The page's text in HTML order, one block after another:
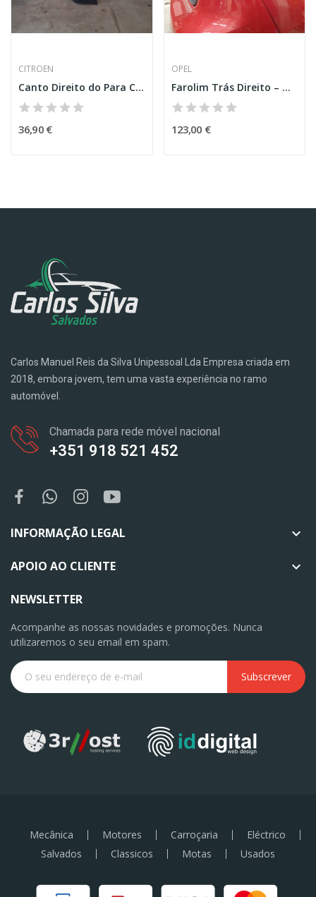
CITROEN
Canto Direito do Para Choques de Trás – CITROEN...
36,90 €
OPEL
Farolim Trás Direito – OPEL CORSA F
123,00 €
Carlos Manuel Reis da Silva Unipessoal Lda Empresa criada em
2018, embora jovem, tem uma vasta experiência no ramo
automóvel.
Chamada para rede móvel nacional
+351 918 521 452
INFORMAÇÃO LEGAL 
APOIO AO CLIENTE 
NEWSLETTER
Acompanhe as nossas novidades e promoções. Nunca
utilizaremos o seu email em spam.
Subscrever
Mecânica Motores Carroçaria
Eléctrico
Salvados
Classicos Motas Usados